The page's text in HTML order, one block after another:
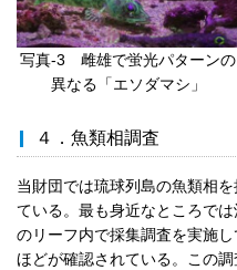
写真-3 雌雄で蛍光パターンの
異なる「エソダマシ」
４．魚類相調査
当財団では琉球列島の魚類相
ている。最も身近なところで
のリーフ内で採集調査を実施
ほどが確認されている。この